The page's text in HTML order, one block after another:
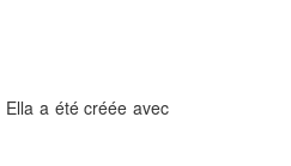
Ella a été créée avec